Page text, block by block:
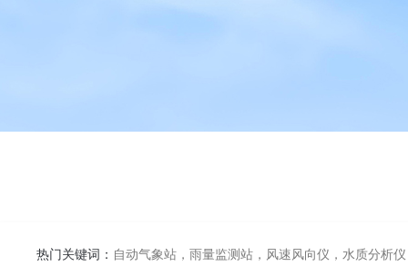
热门关键词： 自动气象站，雨量监测站，风速风向仪，水质分析